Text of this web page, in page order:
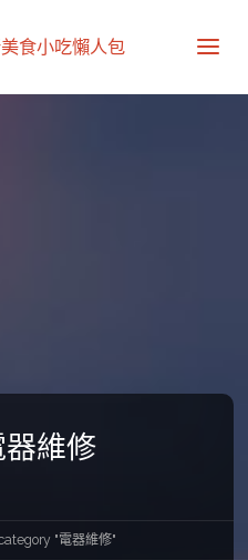
食小吃懶人包
器維修
"電器維修"